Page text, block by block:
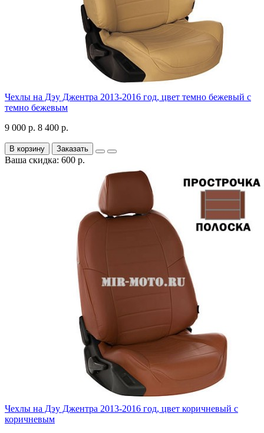
Чехлы на Дэу Джентра 2013-2016 год, цвет темно бежевый с
темно бежевым
9 000 р. 8 400 р.
В корзину Заказать
Ваша скидка: 600 р.
Чехлы на Дэу Джентра 2013-2016 год, цвет коричневый с
коричневым